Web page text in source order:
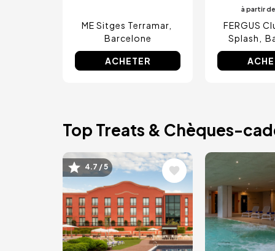
ME Sitges Terramar
Barcelone
ACHETER
à partir de
FERGUS
Splash
Top Treats & Chèques-
Image
4.7 / 5 Image